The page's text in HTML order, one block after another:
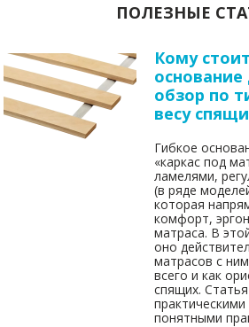
ПОЛЕЗНЫЕ
Кому
обзор по
весу
Гибкое
«каркас под
ламелями,
(в ряде
которая
комфорт,
матраса. В
оно
матрасов с
всего и как
спящих.
понятными